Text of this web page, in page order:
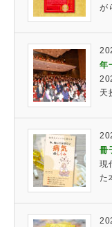
が
年
天
冊
現
た